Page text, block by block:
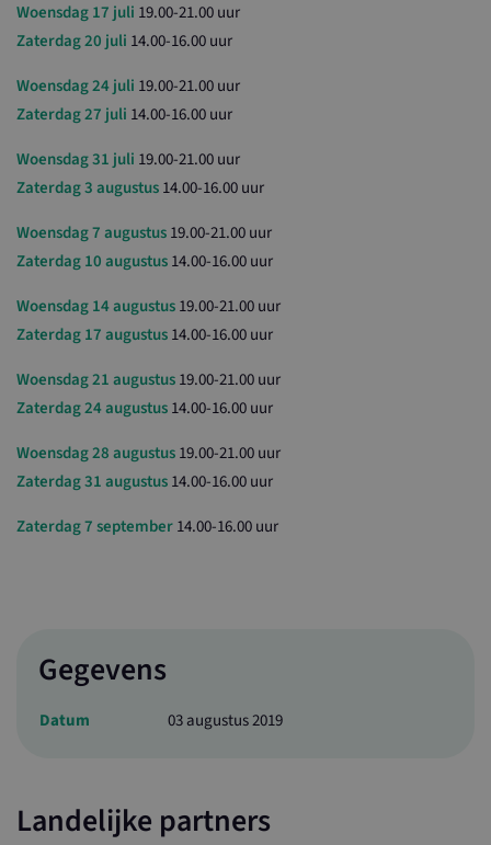
Woensdag 17 juli 19.00-21.00 uur
Zaterdag 20 juli 14.00-16.00 uur
Woensdag 24 juli 19.00-21.00 uur
Zaterdag 27 juli 14.00-16.00 uur
Woensdag 31 juli 19.00-21.00 uur
Zaterdag 3 augustus14.00-16.00 uur
Woensdag 7 augustus19.00-21.00 uur
Zaterdag 10 augustus14.00-16.00 uur
Woensdag 14 augustus19.00-21.00 uur
Zaterdag 17 augustus14.00-16.00 uur
Woensdag 21 augustus19.00-21.00 uur
Zaterdag 24 augustus14.00-16.00 uur
Woensdag 28 augustus19.00-21.00 uur
Zaterdag 31 augustus14.00-16.00 uur
Zaterdag 7 september14.00-16.00 uur
Gegevens
Datum 03 augustus 2019
Landelijke partners